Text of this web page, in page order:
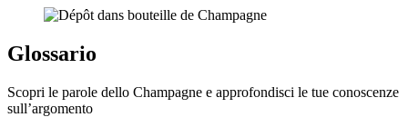
Glossario
Scopri le parole dello Champagne e approfondisci le tue conoscenze
sull’argomento